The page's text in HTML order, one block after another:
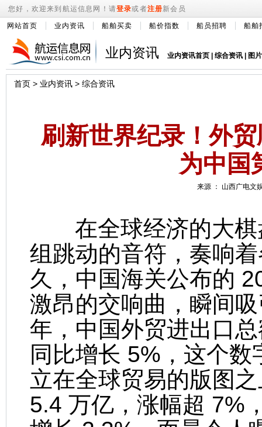
您好，欢迎来到航运信息网！请登录或者注册新会员
网站首页 业内资讯 船舶买卖 船价指数 船员招聘 船舶
业内资讯 业内资讯首页 综合资讯 图
首页 > 业内资讯 > 综合资讯
刷新世界纪录！外
为中国
来源 ： 山西广电
在全球经济的大棋
组跳动的音符，奏响
久，中国海关公布的
激昂的交响曲，瞬间
年，中国外贸进出口
同比增长 5%，这个
立在全球贸易的版图
5.4 万亿，涨幅超 7%